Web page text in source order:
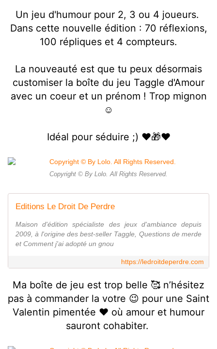
Un jeu d'humour pour 2, 3 ou 4 joueurs.
Dans cette nouvelle édition : 70 réflexions,
100 répliques et 4 compteurs.
La nouveauté est que tu peux désormais
customiser la boîte du jeu Taggle d'Amour
avec un coeur et un prénom ! Trop mignon
☺️
Idéal pour séduire ;) ❤️🎁❤️
Copyright © By Lolo. All Rights Reserved.
Editions Le Droit De Perdre
Maison d'édition spécialiste des jeux d'ambiance depuis
2009, à l'origine des best-seller Taggle, Questions de merde
et Comment j'ai adopté un gnou
https://ledroitdeperdre.com
Ma boîte de jeu est trop belle 🥰 n’hésitez
pas à commander la votre 😉 pour une Saint
Valentin pimentée ❤️ où amour et humour
sauront cohabiter.